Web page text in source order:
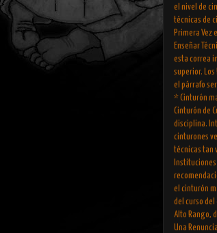
el nivel de
técnicas de
Primera Vez
Enseñar
esta correa
superior.
el párrafo
* Cinturón
Cinturón de
disciplina.
cinturones
técnicas tan
el cinturón
del curso del
Alto Rango,
Una